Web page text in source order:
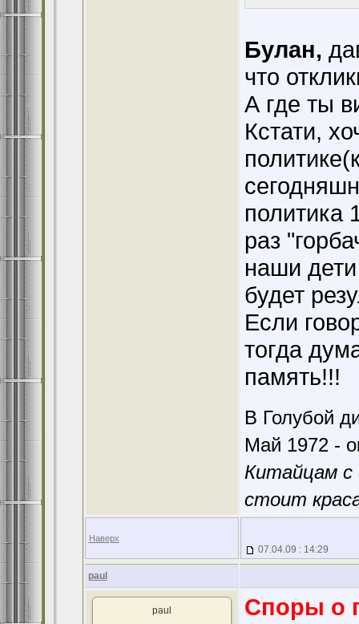
Булан,
что
А где ты
Кстати,
политика
раз
наши дети
будет
Если
тогда
память!!!
В Голубой
Май 1972 -
Китайцам с
стоит
Наверх
07.04.09 : 14:29
paul
paul Споры о